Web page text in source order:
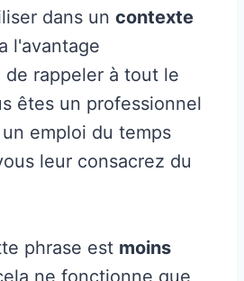
dans un contexte
l'avantage
de rappeler à tout le
êtes un professionnel
emploi du temps
leur consacrez du
phrase est moins
ne fonctionne que